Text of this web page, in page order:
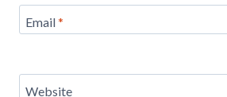
Email*
Website